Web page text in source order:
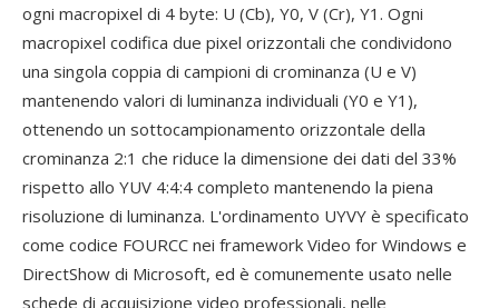
ogni macropixel di 4 byte: U (Cb), Y0, V (Cr), Y1. Ogni
macropixel codifica due pixel orizzontali che condividono
una singola coppia di campioni di crominanza (U e V)
mantenendo valori di luminanza individuali (Y0 e Y1),
ottenendo un sottocampionamento orizzontale della
crominanza 2:1 che riduce la dimensione dei dati del 33%
rispetto allo YUV 4:4:4 completo mantenendo la piena
risoluzione di luminanza. L'ordinamento UYVY è specificato
come codice FOURCC nei framework Video for Windows e
DirectShow di Microsoft, ed è comunemente usato nelle
schede di acquisizione video professionali, nelle